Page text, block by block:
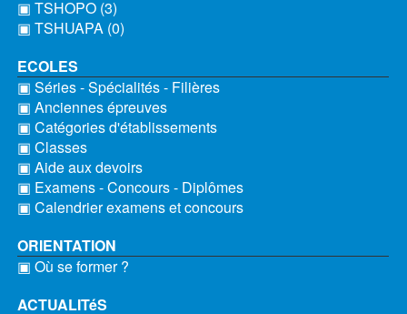
▣ TSHOPO (3)
▣ TSHUAPA (0)
ECOLES
▣ Séries - Spécialités - Filières
▣ Anciennes épreuves
▣ Catégories d'établissements
▣ Classes
▣ Aide aux devoirs
▣ Examens - Concours - Diplômes
▣ Calendrier examens et concours
ORIENTATION
▣ Où se former ?
ACTUALITéS